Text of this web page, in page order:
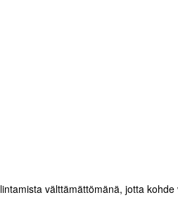
välttämättömänä, jotta